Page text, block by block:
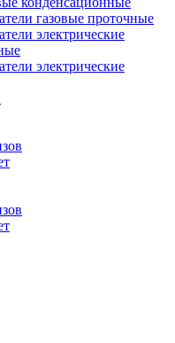
газовые проточные
электрические
электрические